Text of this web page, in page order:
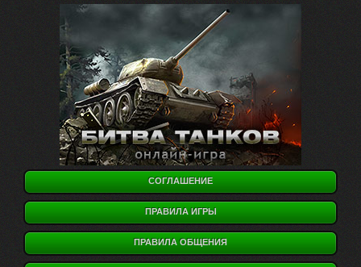
СОГЛАШЕНИЕ
ПРАВИЛА ИГРЫ
ПРАВИЛА ОБЩЕНИЯ